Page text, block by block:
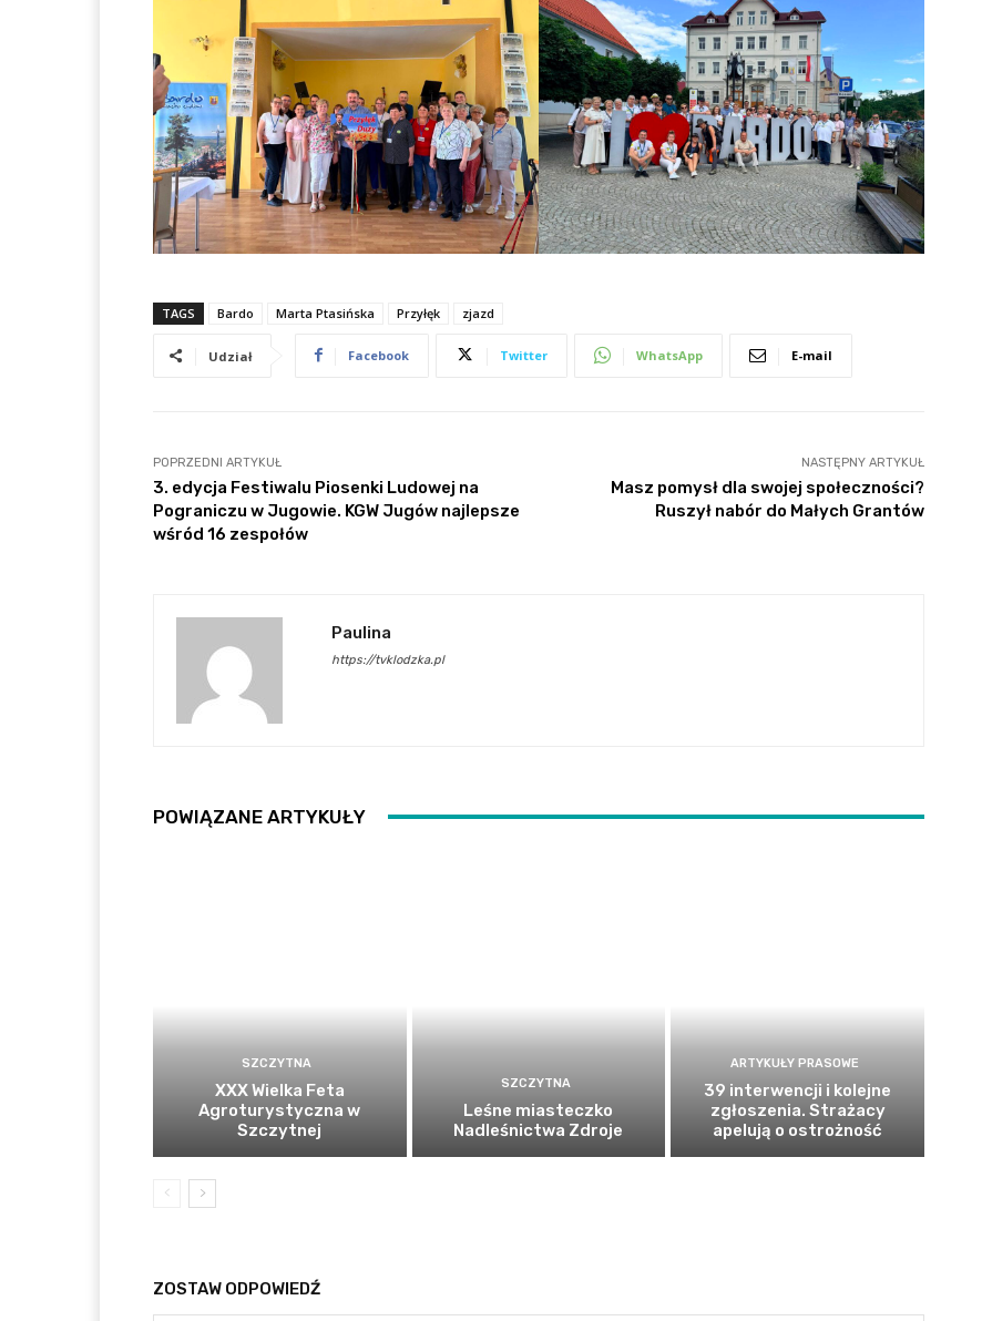
TAGS Bardo Marta Ptasińska Przyłęk zjazd
Udział Facebook Twitter WhatsApp E-mail
POPRZEDNI ARTYKUŁ
3. edycja Festiwalu Piosenki Ludowej na
Pograniczu w Jugowie. KGW Jugów najlepsze
wśród 16 zespołów
NASTĘPNY ARTYKUŁ
Masz pomysł dla swojej społeczności?
Ruszył nabór do Małych Grantów
Paulina
https://tvklodzka.pl
POWIĄZANE ARTYKUŁY
SZCZYTNA
XXX Wielka Feta
Agroturystyczna w
Szczytnej
SZCZYTNA
Leśne miasteczko
Nadleśnictwa Zdroje
ARTYKUŁY PRASOWE
39 interwencji i kolejne
zgłoszenia. Strażacy
apelują o ostrożność
ZOSTAW ODPOWIEDŹ